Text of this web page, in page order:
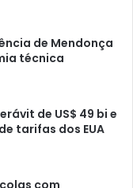
de Mendonça
técnica
de US$ 49 bi e
tarifas dos EUA
com